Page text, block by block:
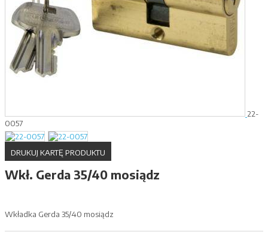
22-
0057
DRUKUJ KARTĘ PRODUKTU
Wkł. Gerda 35/40 mosiądz
Wkładka Gerda 35/40 mosiądz